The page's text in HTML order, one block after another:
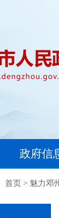
政府信
首页 > 魅力邓